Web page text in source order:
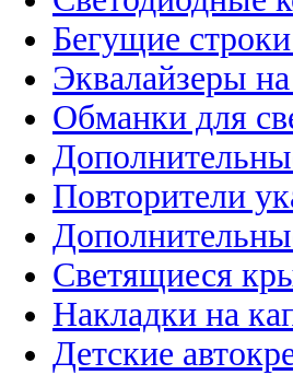
Бегущие
Эквалайзеры
Обманки для
Повторители
Светящиеся
Накладки на
Детские